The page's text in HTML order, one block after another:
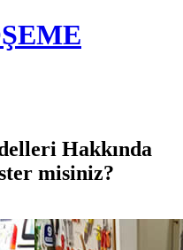
Hakkında
misiniz?